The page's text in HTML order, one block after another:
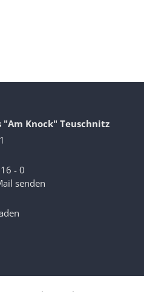
"Am Knock" Teuschnitz
- 0
senden